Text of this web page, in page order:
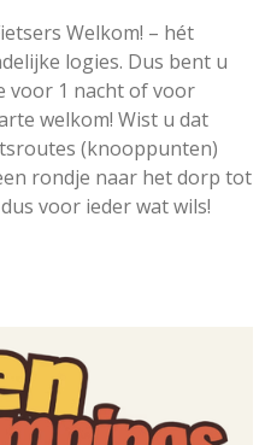
Welkom! – hét
logies. Dus bent u
voor 1 nacht of voor
welkom! Wist u dat
(knooppunten)
rondje naar het dorp tot
voor ieder wat wils!